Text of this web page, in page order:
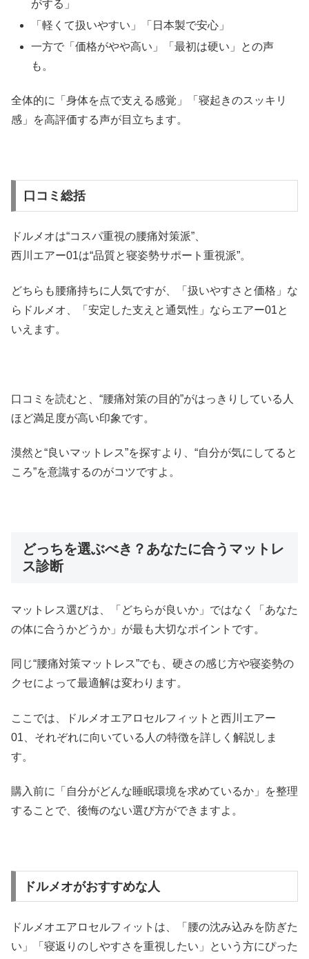
がする」
「軽くて扱いやすい」「日本製で安心」
一方で「価格がやや高い」「最初は硬い」との声
も。
全体的に「身体を点で支える感覚」「寝起きのスッキリ
感」を高評価する声が目立ちます。
口コミ総括
ドルメオは“コスパ重視の腰痛対策派”、
西川エアー01は“品質と寝姿勢サポート重視派”。
どちらも腰痛持ちに人気ですが、「扱いやすさと価格」な
らドルメオ、「安定した支えと通気性」ならエアー01と
いえます。
口コミを読むと、“腰痛対策の目的”がはっきりしている人
ほど満足度が高い印象です。
漠然と“良いマットレス”を探すより、“自分が気にしてると
ころ”を意識するのがコツですよ。
どっちを選ぶべき？あなたに合うマットレ
ス診断
マットレス選びは、「どちらが良いか」ではなく「あなた
の体に合うかどうか」が最も大切なポイントです。
同じ“腰痛対策マットレス”でも、硬さの感じ方や寝姿勢の
クセによって最適解は変わります。
ここでは、ドルメオエアロセルフィットと西川エアー
01、それぞれに向いている人の特徴を詳しく解説しま
す。
購入前に「自分がどんな睡眠環境を求めているか」を整理
することで、後悔のない選び方ができますよ。
ドルメオがおすすめな人
ドルメオエアロセルフィットは、「腰の沈み込みを防ぎた
い」「寝返りのしやすさを重視したい」という方にぴった